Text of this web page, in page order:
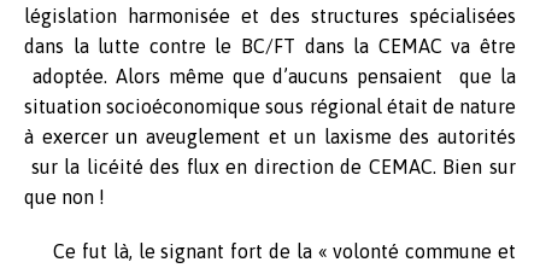
législation harmonisée et des structures spécialisées
dans la lutte contre le BC/FT dans la CEMAC va être
adoptée. Alors même que d’aucuns pensaient que la
situation socioéconomique sous régional était de nature
à exercer un aveuglement et un laxisme des autorités
sur la licéité des flux en direction de CEMAC. Bien sur
que non !
Ce fut là, le signant fort de la « volonté commune et